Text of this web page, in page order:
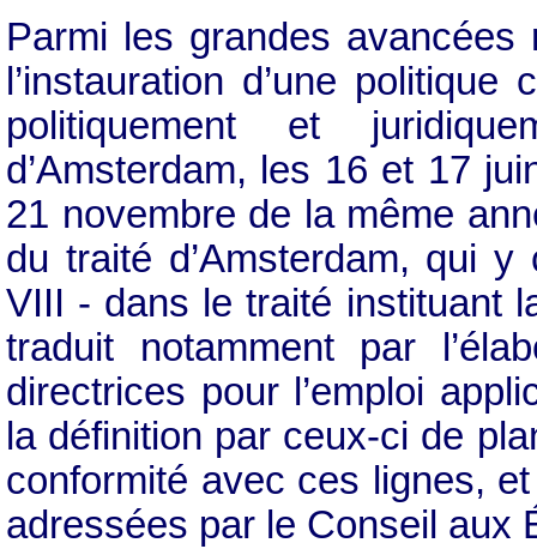
Parmi les grandes
l’instauration d’une
politiquement et
d’Amsterdam, les 16 et 17
21 novembre de la même
du traité d’Amsterdam, qui
VIII - dans le traité instituant
traduit notamment par
directrices pour l’emploi
la définition par ceux-ci de
conformité avec ces lignes,
adressées par le Conseil aux